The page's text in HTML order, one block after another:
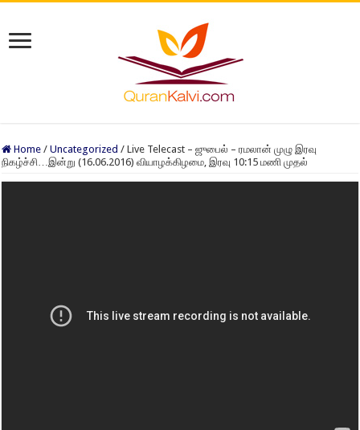
Home / Uncategorized / Live Telecast – ஜுபைல் – ரமலான் முழு இரவு
நிகழ்ச்சி…இன்று (16.06.2016) வியாழக்கிழமை, இரவு 10:15 மணி முதல்